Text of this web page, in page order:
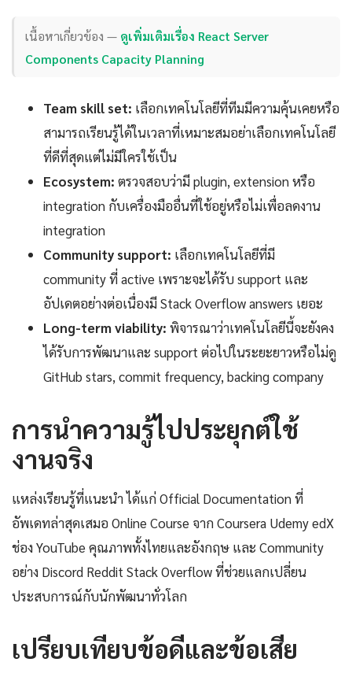
เนื้อหาเกี่ยวข้อง — ดูเพิ่มเติมเรื่อง React Server
Components Capacity Planning
Team skill set: เลือกเทคโนโลยีที่ทีมมีความคุ้นเคยหรือ
สามารถเรียนรู้ได้ในเวลาที่เหมาะสมอย่าเลือกเทคโนโลยี
ที่ดีที่สุดแต่ไม่มีใครใช้เป็น
Ecosystem: ตรวจสอบว่ามี plugin, extension หรือ
integration กับเครื่องมืออื่นที่ใช้อยู่หรือไม่เพื่อลดงาน
integration
Community support: เลือกเทคโนโลยีที่มี
community ที่ active เพราะจะได้รับ support และ
อัปเดตอย่างต่อเนื่องมี Stack Overflow answers เยอะ
Long-term viability: พิจารณาว่าเทคโนโลยีนี้จะยังคง
ได้รับการพัฒนาและ support ต่อไปในระยะยาวหรือไม่ดู
GitHub stars, commit frequency, backing company
การนำความรู้ไปประยุกต์ใช้
งานจริง
แหล่งเรียนรู้ที่แนะนำ ได้แก่ Official Documentation ที่
อัพเดทล่าสุดเสมอ Online Course จาก Coursera Udemy edX
ช่อง YouTube คุณภาพทั้งไทยและอังกฤษ และ Community
อย่าง Discord Reddit Stack Overflow ที่ช่วยแลกเปลี่ยน
ประสบการณ์กับนักพัฒนาทั่วโลก
เปรียบเทียบข้อดีและข้อเสีย